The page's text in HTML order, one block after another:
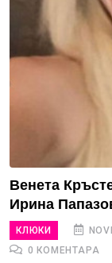
Венета
Ирина
КЛЮКИ
0 КОМЕНТАРА